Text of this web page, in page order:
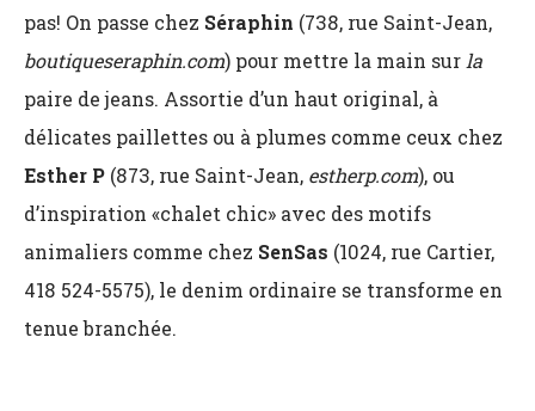
pas! On passe chez Séraphin (738, rue Saint-Jean,
boutiqueseraphin.com) pour mettre la main sur la
paire de jeans. Assortie d’un haut original, à
délicates paillettes ou à plumes comme ceux chez
Esther P (873, rue Saint-Jean, estherp.com), ou
d’inspiration «chalet chic» avec des motifs
animaliers comme chez SenSas (1024, rue Cartier,
418 524-5575), le denim ordinaire se transforme en
tenue branchée.